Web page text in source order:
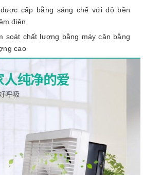
cấp bằng sáng chế với độ bền
điện
soát chất lượng bằng máy cân bằng
cao